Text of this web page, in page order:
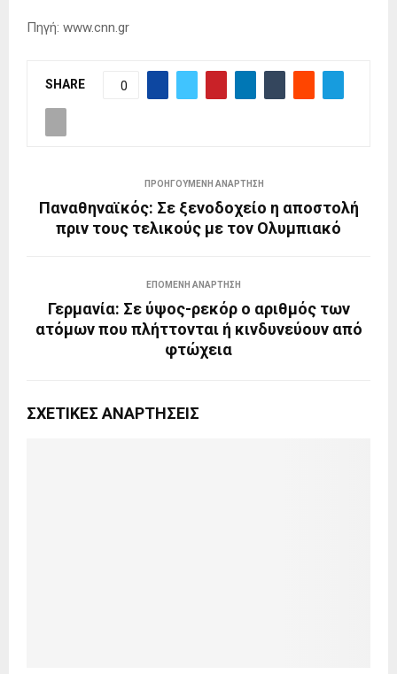
Πηγή: www.cnn.gr
SHARE 0
ΠΡΟΗΓΟΎΜΕΝΗ ΑΝΆΡΤΗΣΗ
Παναθηναϊκός: Σε ξενοδοχείο η αποστολή
πριν τους τελικούς με τον Ολυμπιακό
ΕΠΌΜΕΝΗ ΑΝΆΡΤΗΣΗ
Γερμανία: Σε ύψος-ρεκόρ ο αριθμός των
ατόμων που πλήττονται ή κινδυνεύουν από
φτώχεια
ΣΧΕΤΙΚΈΣ ΑΝΑΡΤΉΣΕΙΣ